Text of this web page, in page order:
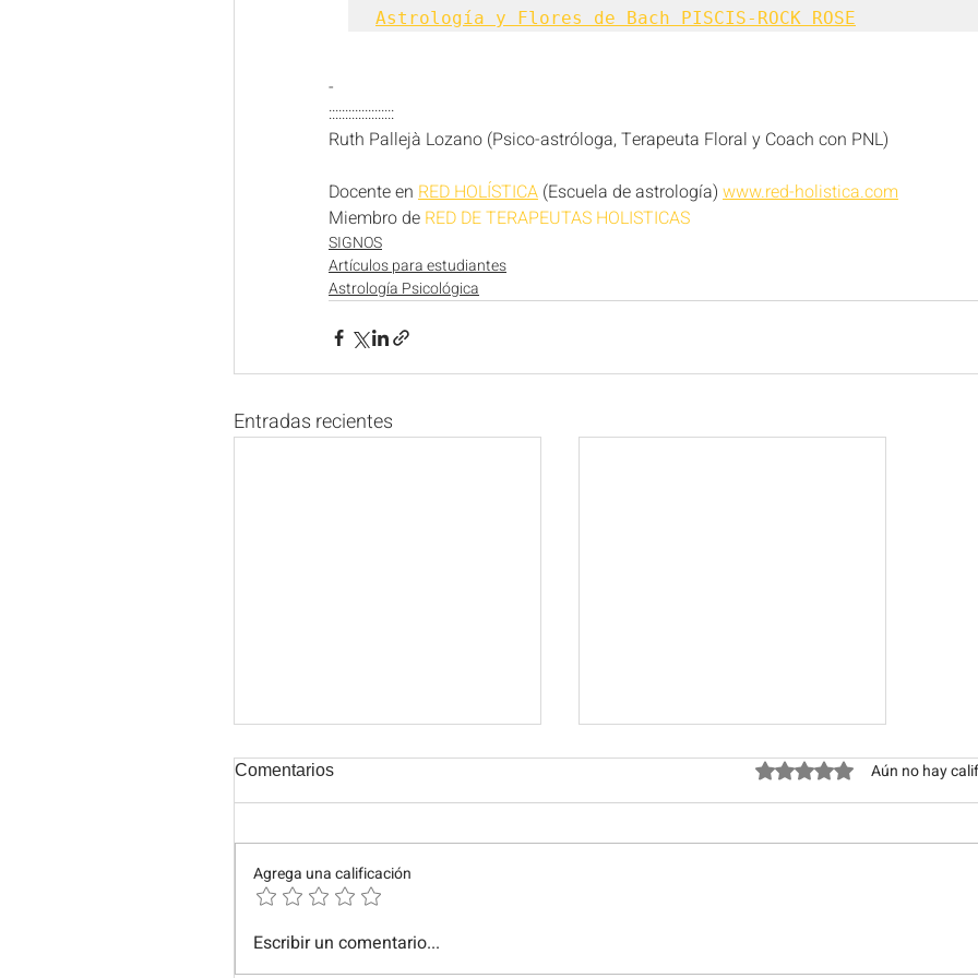
Astrología y Flores de Bach PISCIS-ROCK ROSE
-
::::::::::::::::::::
Ruth Pallejà Lozano (Psico-astróloga, Terapeuta Floral y Coach con PNL)
Docente en RED HOLÍSTICA (Escuela de astrología) www.red-holistica.com
Miembro de RED DE TERAPEUTAS HOLISTICAS
SIGNOS
Artículos para estudiantes
Astrología Psicológica
Entradas recientes
Los signos de fuego: Aries,
Leo y Sagitario
Comentarios Obtuvo 0 de 5 estrellas.
Aún no hay
Agrega una calificación
Escribir un comentario...